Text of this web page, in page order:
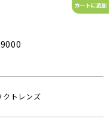
クトレンズ